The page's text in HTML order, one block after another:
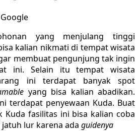
yang menjulang tinggi
kalian nikmati di tempat wisata
membuat pengunjung tak ingin
ini. Selain itu tempat wisata
ini terdapat banyak spot
yang bisa kalian abadikan.
terdapat penyewaan Kuda. Buat
Kuda fasilitas ini bisa kalian coba
lur karena ada guidenya